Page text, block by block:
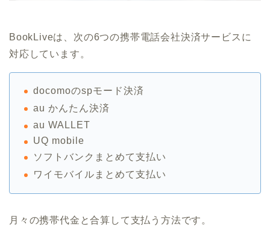
BookLiveは、次の6つの携帯電話会社決済サービスに
対応しています。
docomoのspモード決済
au かんたん決済
au WALLET
UQ mobile
ソフトバンクまとめて支払い
ワイモバイルまとめて支払い
月々の携帯代金と合算して支払う方法です。